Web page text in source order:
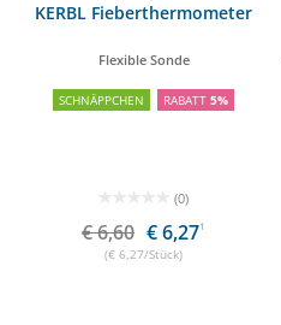
KERBL Fieberthermometer
Flexible Sonde
SCHNÄPPCHEN RABATT 5%
(0)
€ 6,60 € 6,271
(€ 6,27/Stück)